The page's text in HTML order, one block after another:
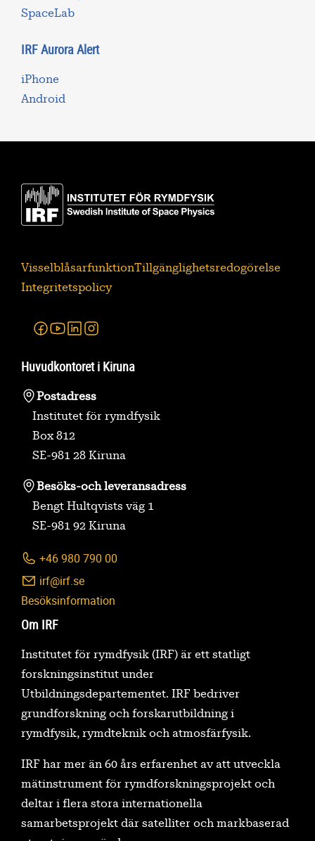
SpaceLab
IRF Aurora Alert
iPhone
Android
VisselblåsarfunktionTillgänglighetsredogörelse
Integritetspolicy
Facebook
Youtube
Linkedin
Huvudkontoret i Kiruna
Postadress
Institutet för rymdfysik
Box 812
SE-981 28 Kiruna
Besöks-och leveransadress
Bengt Hultqvists väg 1
SE-981 92 Kiruna
+46 980 790 00
irf@irf.se
Besöksinformation
Om IRF
Institutet för rymdfysik (IRF) är ett statligt
forskningsinstitut under
Utbildningsdepartementet. IRF bedriver
grundforskning och forskarutbildning i
rymdfysik, rymdteknik och atmosfärfysik.
IRF har mer än 60 års erfarenhet av att utveckla
mätinstrument för rymdforskningsprojekt och
deltar i flera stora internationella
samarbetsprojekt där satelliter och markbaserad